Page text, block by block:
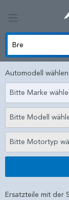
Automodell
Bitte Marke
Bitte Modell
Bitte Motortyp
Ersatzteile mit der